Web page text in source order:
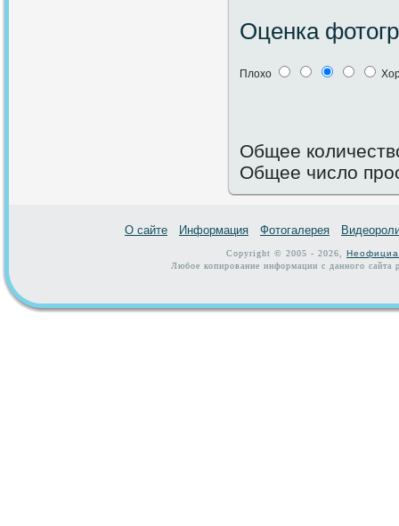
Оценка
Плохо
Общее
Общее число
О сайте Информация Фотогалерея
Copyright © 2005 - 2026,
Любое копирование информации с данного сайта